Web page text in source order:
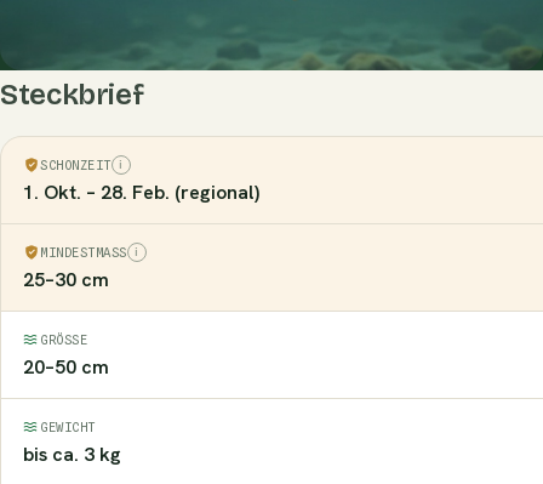
Steckbrief
SCHONZEIT
1. Okt. – 28. Feb. (regional)
MINDESTMASS
25–30 cm
GRÖSSE
20–50 cm
GEWICHT
bis ca. 3 kg